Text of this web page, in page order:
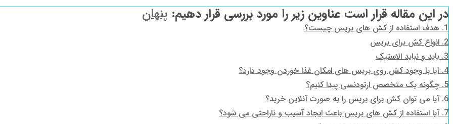
در این مقاله قرار است عناوین زیر را مورد بررسی قرار دهیم: پنهان
1. هدف استفاده از کش های بریس چیست؟
2. انواع کش برای بریس
3. باید و نباید الاستیک
4. آیا با وجود کش روی بریس های امکان غذا خوردن وجود دارد؟
5. چگونه یک متخصص ارتودنسی پیدا کنیم؟
6. آیا می توان کش برای بریس را به صورت آنلاین خرید؟
7. آیا استفاده از کش های بریس باعث ایجاد آسیب و ناراحتی می شود؟